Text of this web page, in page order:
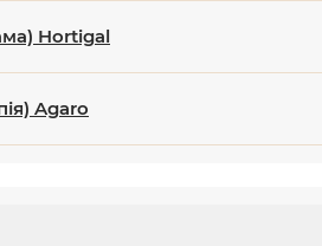
Hortigal
Agaro